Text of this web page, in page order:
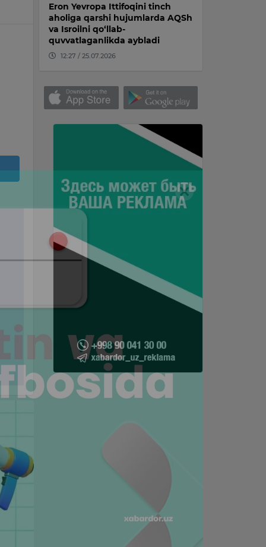
Eron Yevropa Ittifoqini tinch
aholiga qarshi hujumlarda AQSh
va Isroilni qo‘llab-
quvvatlaganlikda aybladi
12:27 / 25.07.2026